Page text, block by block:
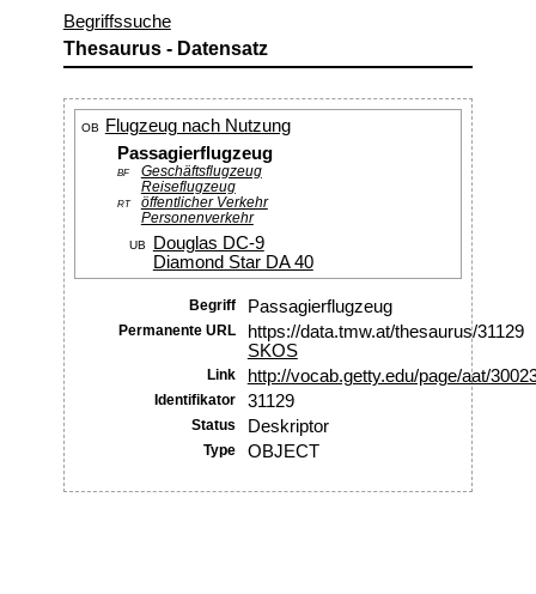
Begriffssuche
Thesaurus - Datensatz
OB
Flugzeug nach Nutzung
Passagierflugzeug
BF
Geschäftsflugzeug
Reiseflugzeug
RT
öffentlicher Verkehr
Personenverkehr
UB
Douglas DC-9
Diamond Star DA 40
Begriff Passagierflugzeug
Permanente URL
https://data.tmw.at/thesaurus/31129
SKOS
Link http://vocab.getty.edu/page/aat/
Identifikator 31129
Status Deskriptor
Type OBJECT